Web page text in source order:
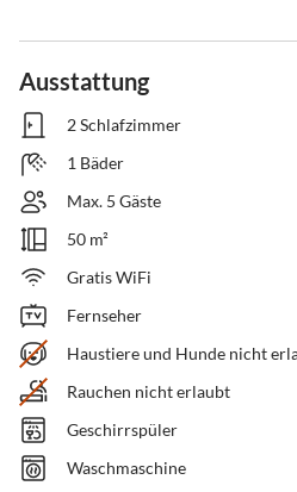
Ausstattung
2 Schlafzimmer
1 Bäder
Max. 5 Gäste
50 m²
Gratis WiFi
Fernseher
Haustiere und Hunde nicht
Rauchen nicht erlaubt
Geschirrspüler
Waschmaschine